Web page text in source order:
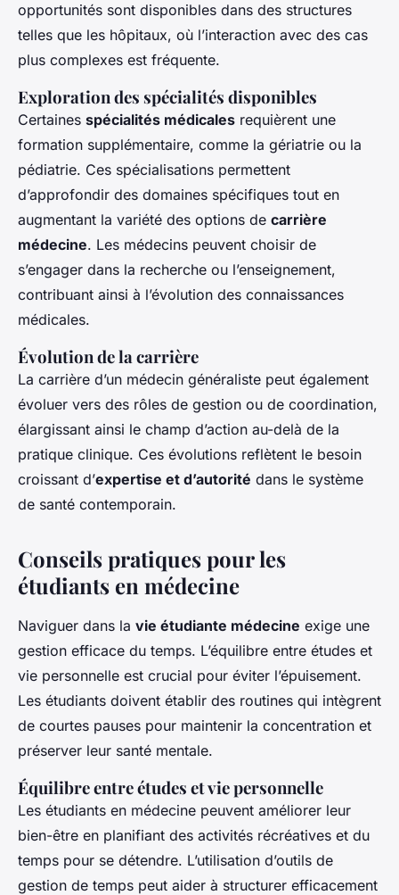
opportunités sont disponibles dans des structures
telles que les hôpitaux, où l’interaction avec des cas
plus complexes est fréquente.
Exploration des spécialités disponibles
Certaines spécialités médicales requièrent une
formation supplémentaire, comme la gériatrie ou la
pédiatrie. Ces spécialisations permettent
d’approfondir des domaines spécifiques tout en
augmentant la variété des options de carrière
médecine. Les médecins peuvent choisir de
s’engager dans la recherche ou l’enseignement,
contribuant ainsi à l’évolution des connaissances
médicales.
Évolution de la carrière
La carrière d’un médecin généraliste peut également
évoluer vers des rôles de gestion ou de coordination,
élargissant ainsi le champ d’action au-delà de la
pratique clinique. Ces évolutions reflètent le besoin
croissant d’expertise et d’autorité dans le système
de santé contemporain.
Conseils pratiques pour les
étudiants en médecine
Naviguer dans la vie étudiante médecine exige une
gestion efficace du temps. L’équilibre entre études et
vie personnelle est crucial pour éviter l’épuisement.
Les étudiants doivent établir des routines qui intègrent
de courtes pauses pour maintenir la concentration et
préserver leur santé mentale.
Équilibre entre études et vie personnelle
Les étudiants en médecine peuvent améliorer leur
bien-être en planifiant des activités récréatives et du
temps pour se détendre. L’utilisation d’outils de
gestion de temps peut aider à structurer efficacement